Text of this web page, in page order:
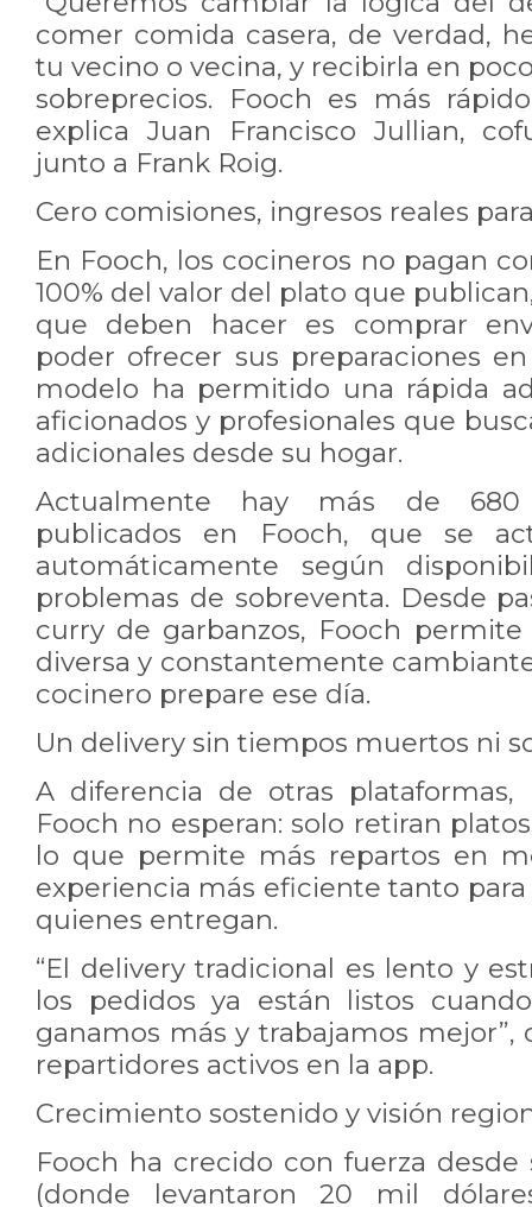
comer comida casera, de verdad,
tu vecino o vecina, y recibirla en
sobreprecios. Fooch es más
explica Juan Francisco Jullian,
junto a Frank Roig.
Cero comisiones, ingresos reales
En Fooch, los cocineros no pagan
100% del valor del plato que
que deben hacer es comprar
poder ofrecer sus preparaciones
modelo ha permitido una rápida
aficionados y profesionales que
adicionales desde su hogar.
Actualmente hay más de 680
publicados en Fooch, que se
automáticamente según
problemas de sobreventa. Desde
curry de garbanzos, Fooch
diversa y constantemente
cocinero prepare ese día.
Un delivery sin tiempos muertos ni
A diferencia de otras plataformas,
Fooch no esperan: solo retiran
lo que permite más repartos en
experiencia más eficiente tanto
quienes entregan.
“El delivery tradicional es lento y
los pedidos ya están listos
ganamos más y trabajamos
repartidores activos en la app.
Crecimiento sostenido y visión
Fooch ha crecido con fuerza
(donde levantaron 20 mil